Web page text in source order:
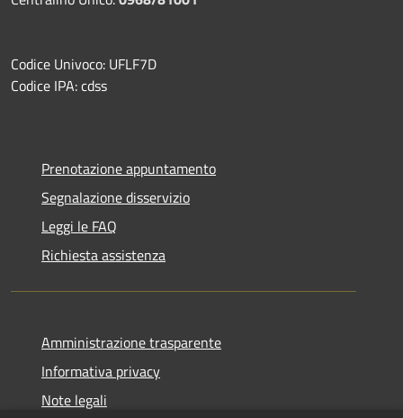
Codice Univoco: UFLF7D
Codice IPA: cdss
Prenotazione appuntamento
Segnalazione disservizio
Leggi le FAQ
Richiesta assistenza
Amministrazione trasparente
Informativa privacy
Note legali